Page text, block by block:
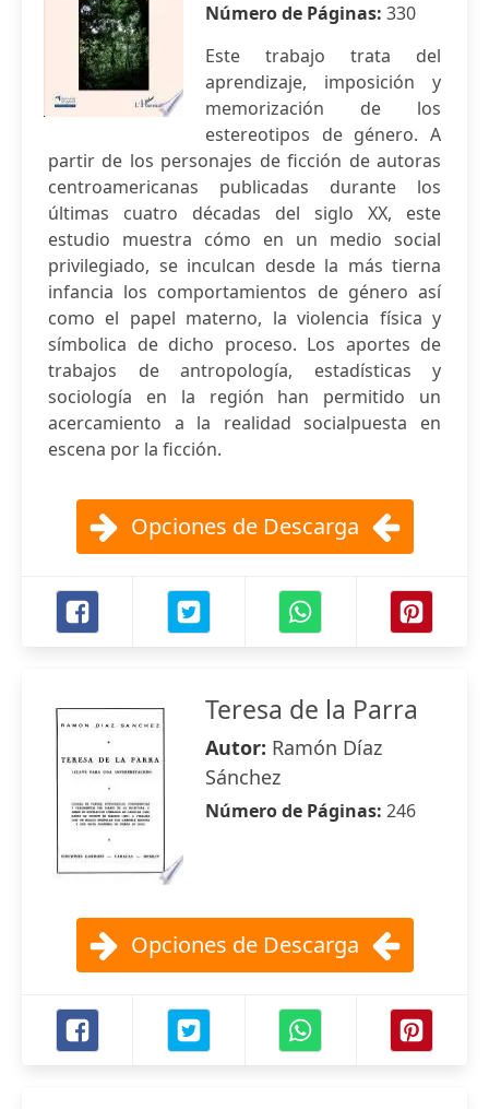
Número de Páginas: 330
Este trabajo trata del
aprendizaje, imposición y
memorización de los
estereotipos de género. A
partir de los personajes de ficción de autoras
centroamericanas publicadas durante los
últimas cuatro décadas del siglo XX, este
estudio muestra cómo en un medio social
privilegiado, se inculcan desde la más tierna
infancia los comportamientos de género así
como el papel materno, la violencia física y
símbolica de dicho proceso. Los aportes de
trabajos de antropología, estadísticas y
sociología en la región han permitido un
acercamiento a la realidad socialpuesta en
escena por la ficción.
Opciones de Descarga
Teresa de la Parra
Autor: Ramón Díaz
Sánchez
Número de Páginas: 246
Opciones de Descarga